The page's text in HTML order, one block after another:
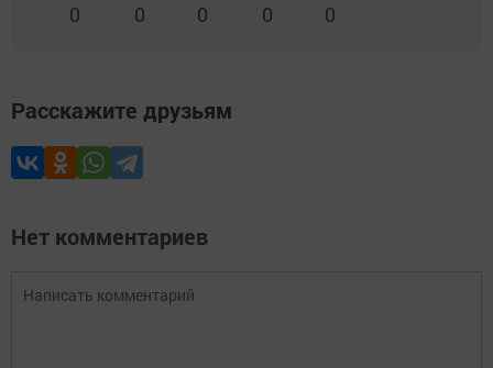
0 0 0 0 0
Расскажите друзьям
Нет комментариев